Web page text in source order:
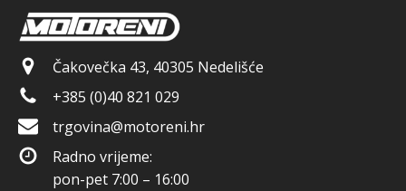
Čakovečka 43, 40305 Nedelišće
+385 (0)40 821 029
trgovina@motoreni.hr
Radno vrijeme:
pon-pet 7:00 – 16:00